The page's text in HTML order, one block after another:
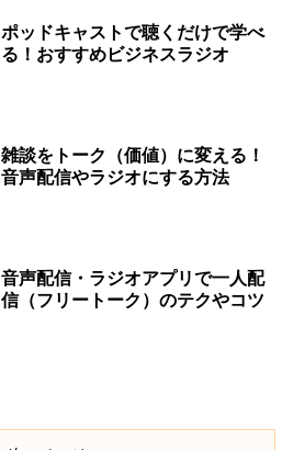
ポッドキャストで聴くだけで学べ
る！おすすめビジネスラジオ
雑談をトーク（価値）に変える！
音声配信やラジオにする方法
音声配信・ラジオアプリで一人配
信（フリートーク）のテクやコツ